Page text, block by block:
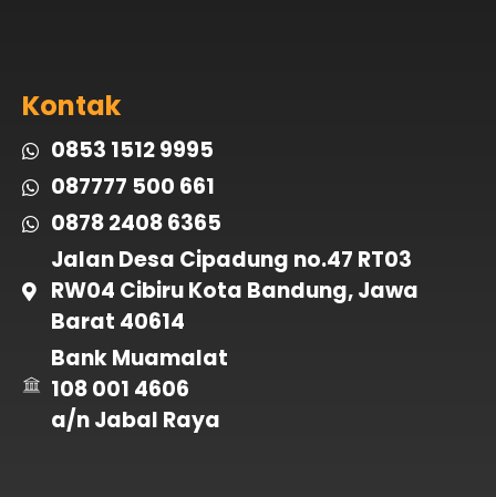
Kontak
0853 1512 9995
087777 500 661
0878 2408 6365
Jalan Desa Cipadung no.47 RT03
RW04 Cibiru Kota Bandung, Jawa
Barat 40614
Bank Muamalat
108 001 4606
a/n Jabal Raya